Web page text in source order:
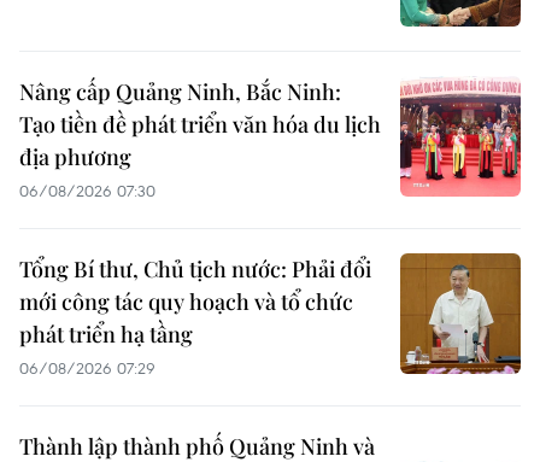
Nâng cấp Quảng Ninh, Bắc Ninh:
Tạo tiền đề phát triển văn hóa du lịch
địa phương
06/08/2026 07:30
Tổng Bí thư, Chủ tịch nước: Phải đổi
mới công tác quy hoạch và tổ chức
phát triển hạ tầng
06/08/2026 07:29
Thành lập thành phố Quảng Ninh và